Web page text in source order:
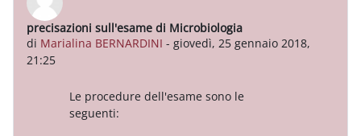
precisazioni sull'esame di Microbiologia
di Marialina BERNARDINI - giovedì, 25 gennaio 2018,
21:25
Numero di risposte: 0
Le procedure dell'esame sono le
seguenti: